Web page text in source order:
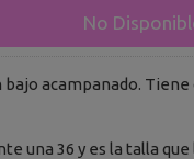
No
acampanado.
una 36 y es la talla